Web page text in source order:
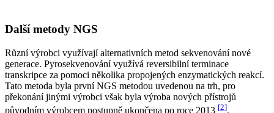
Další metody NGS
Různí výrobci využívají alternativních metod sekvenování nové
generace. Pyrosekvenování využívá reversibilní terminace
transkripce za pomoci několika propojených enzymatických reakcí.
Tato metoda byla první NGS metodou uvedenou na trh, pro
překonání jinými výrobci však byla výroba nových přístrojů
původním výrobcem postupně ukončena po roce 2013 [2].